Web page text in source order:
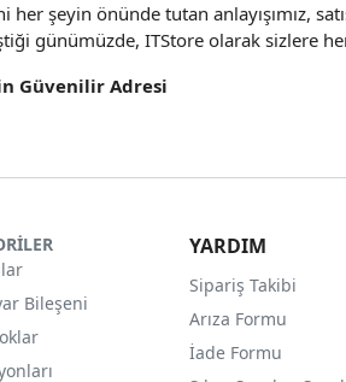
şeyin önünde tutan anlayışımız,
günümüzde, ITStore olarak sizlere
Güvenilir Adresi
Bileşeni
YARDIM
Sipariş Takibi
Arıza Formu
İade Formu